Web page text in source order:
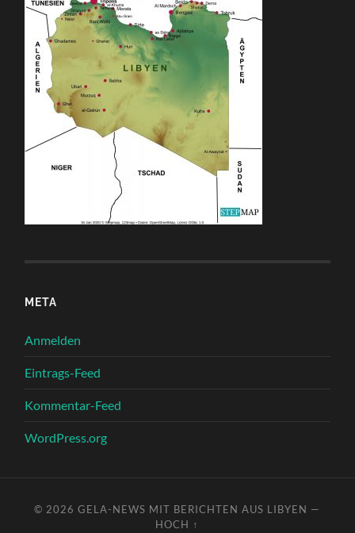
META
Anmelden
Eintrags-Feed
Kommentar-Feed
WordPress.org
© 2026GELA-NEWS MIT BERICHTEN AUS LIBYEN —
HOCH ↑